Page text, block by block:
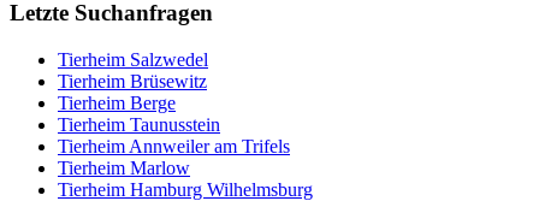
Letzte Suchanfragen
Tierheim Salzwedel
Tierheim Brüsewitz
Tierheim Berge
Tierheim Taunusstein
Tierheim Annweiler am Trifels
Tierheim Marlow
Tierheim Hamburg Wilhelmsburg